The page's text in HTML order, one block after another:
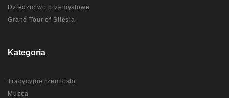
Dziedzictwo przemysłowe
Grand Tour of Silesia
Kategoria
Tradycyjne rzemiosło
Muzea